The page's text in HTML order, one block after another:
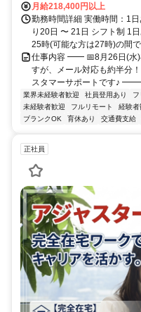
月給218,400円以上
勤務時間詳細 実働時間：1
り20日 〜 21日 シフト制 1
25時(可能な方は27時)の間
仕事内容 ━━ 📅8月26日(水
すが、メール対応も約半分
スタマーサポートで
業界未経験者歓迎 社員登用あり
未経験者歓迎
フルリモート 経験者
ブランクOK
育休あり 交通費支給
正社員